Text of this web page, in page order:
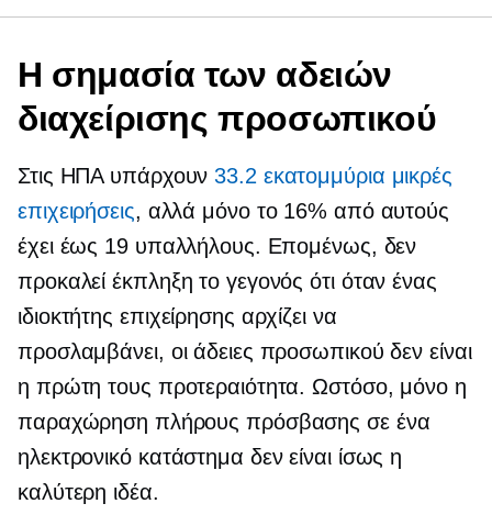
Η σημασία των αδειών
διαχείρισης προσωπικού
Στις ΗΠΑ υπάρχουν33.2 εκατομμύρια μικρές
επιχειρήσεις, αλλά μόνο το 16% από αυτούς
έχει έως 19 υπαλλήλους. Επομένως, δεν
προκαλεί έκπληξη το γεγονός ότι όταν ένας
ιδιοκτήτης επιχείρησης αρχίζει να
προσλαμβάνει, οι άδειες προσωπικού δεν είναι
η πρώτη τους προτεραιότητα. Ωστόσο, μόνο η
παραχώρηση πλήρους πρόσβασης σε ένα
ηλεκτρονικό κατάστημα δεν είναι ίσως η
καλύτερη ιδέα.